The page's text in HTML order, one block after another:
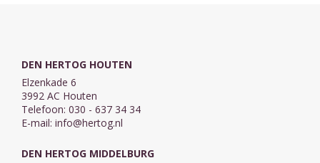
DEN HERTOG HOUTEN
Elzenkade 6
3992 AC Houten
Telefoon: 030 - 637 34 34
E-mail: info@hertog.nl
DEN HERTOG MIDDELBURG